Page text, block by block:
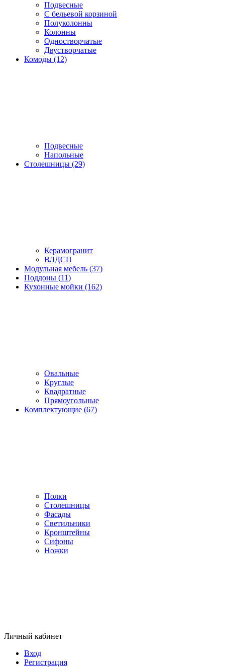
Подвесные
С бельевой корзиной
Полуколонны
Колонны
Одностворчатые
Двустворчатые
Комоды (12)
Подвесные
Напольные
Столешницы (29)
Керамогранит
ВЛДСП
Модульная мебель (37)
Поддоны (11)
Кухонные мойки (162)
Овальные
Круглые
Квадратные
Прямоугольные
Комплектующие (67)
Полки
Столешницы
Фасады
Светильники
Кронштейны
Сифоны
Ножки
Личный кабинет
Вход
Регистрация